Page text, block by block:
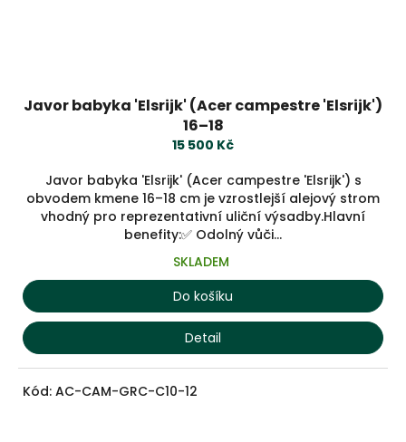
Javor babyka 'Elsrijk' (Acer campestre 'Elsrijk')
16–18
15 500 Kč
Javor babyka 'Elsrijk' (Acer campestre 'Elsrijk') s
obvodem kmene 16–18 cm je vzrostlejší alejový strom
vhodný pro reprezentativní uliční výsadby.Hlavní
benefity:✅ Odolný vůči...
SKLADEM
Do košíku
Detail
Kód: AC-CAM-GRC-C10-12